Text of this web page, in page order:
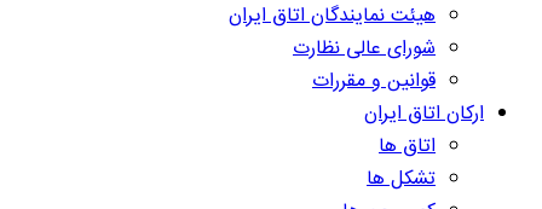
هیئت نمایندگان اتاق ایران
شورای عالی نظارت
قوانین و مقررات
ارکان اتاق ایران
اتاق ها
تشکل ها